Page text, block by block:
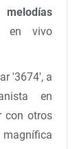
melodías
en vivo
'3674', a
en
con otros
magnífica